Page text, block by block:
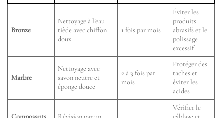
Bronze
Nettoyage à l’eau
tiède avec chiffon
doux
1 fois par mois
Éviter les
produits
abrasifs et le
polissage
excessif
Marbre
Nettoyage avec
savon neutre et
éponge douce
2 à 3 fois par
mois
Protéger des
taches et
éviter les
acides
Vérifier le